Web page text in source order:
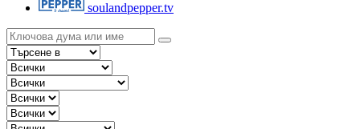
soulandpepper.tv